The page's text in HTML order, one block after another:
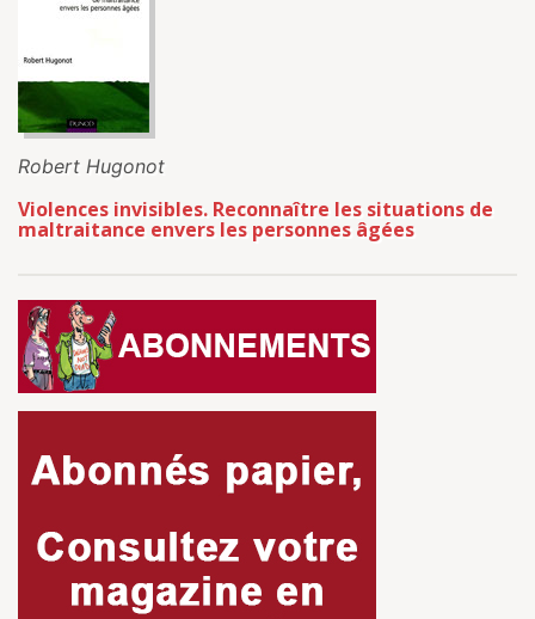
Robert Hugonot
Violences invisibles. Reconnaître les situations de
maltraitance envers les personnes âgées